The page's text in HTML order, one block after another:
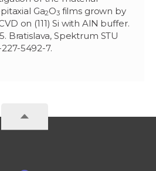
Ga2O3films grown by
on (111) Si with AlN buffer.
Bratislava, Spektrum STU
5492-7.